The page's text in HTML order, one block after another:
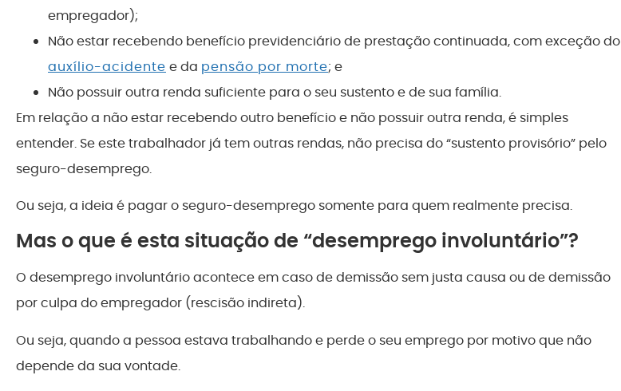
empregador);
Não estar recebendo benefício previdenciário de prestação continuada, com exceção do
auxílio-acidente e da pensão por morte; e
Não possuir outra renda suficiente para o seu sustento e de sua família.
Em relação a não estar recebendo outro benefício e não possuir outra renda, é simples
entender. Se este trabalhador já tem outras rendas, não precisa do “sustento provisório” pelo
seguro-desemprego.
Ou seja, a ideia é pagar o seguro-desemprego somente para quem realmente precisa.
Mas o que é esta situação de “desemprego involuntário”?
O desemprego involuntário acontece em caso de demissão sem justa causa ou de demissão
por culpa do empregador (rescisão indireta).
Ou seja, quando a pessoa estava trabalhando e perde o seu emprego por motivo que não
depende da sua vontade.